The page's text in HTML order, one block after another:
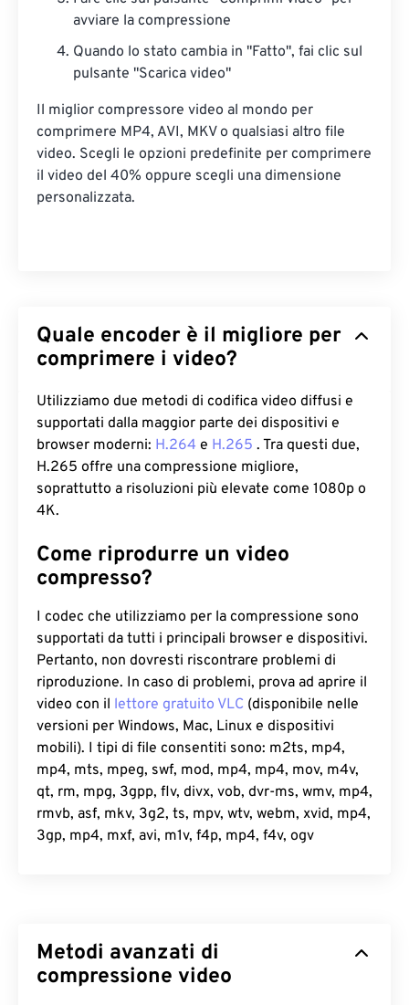
avviare la compressione
Quando lo stato cambia in "Fatto", fai clic sul
pulsante "Scarica video"
Il miglior compressore video al mondo per
comprimere MP4, AVI, MKV o qualsiasi altro file
video. Scegli le opzioni predefinite per comprimere
il video del 40% oppure scegli una dimensione
personalizzata.
Quale encoder è il migliore per
comprimere i video?
Utilizziamo due metodi di codifica video diffusi e
supportati dalla maggior parte dei dispositivi e
browser moderni: H.264 e H.265 . Tra questi due,
H.265 offre una compressione migliore,
soprattutto a risoluzioni più elevate come 1080p o
4K.
Come riprodurre un video
compresso?
I codec che utilizziamo per la compressione sono
supportati da tutti i principali browser e dispositivi.
Pertanto, non dovresti riscontrare problemi di
riproduzione. In caso di problemi, prova ad aprire il
video con il lettore gratuito VLC (disponibile nelle
versioni per Windows, Mac, Linux e dispositivi
mobili). I tipi di file consentiti sono: m2ts, mp4,
mp4, mts, mpeg, swf, mod, mp4, mp4, mov, m4v,
qt, rm, mpg, 3gpp, flv, divx, vob, dvr-ms, wmv, mp4,
rmvb, asf, mkv, 3g2, ts, mpv, wtv, webm, xvid, mp4,
3gp, mp4, mxf, avi, m1v, f4p, mp4, f4v, ogv
Metodi avanzati di
compressione video